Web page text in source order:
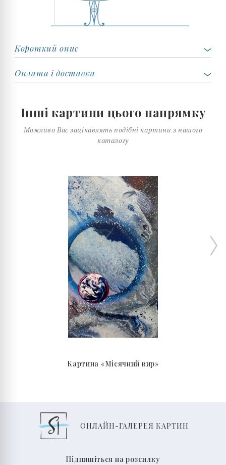
Короткий опис
Оплата і доставка
Інші картини цього напрямку
Можливо Вас зацікавлять подібні картини з нашого
каталогу
Картина «Місячний вир»
ОНЛАЙН-ГАЛЕРЕЯ КАРТИН
Підпишіться на розсилку